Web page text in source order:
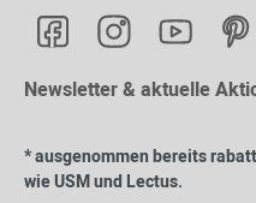
Newsletter & aktuelle
* ausgenommen bereits
wie USM und Lectus.